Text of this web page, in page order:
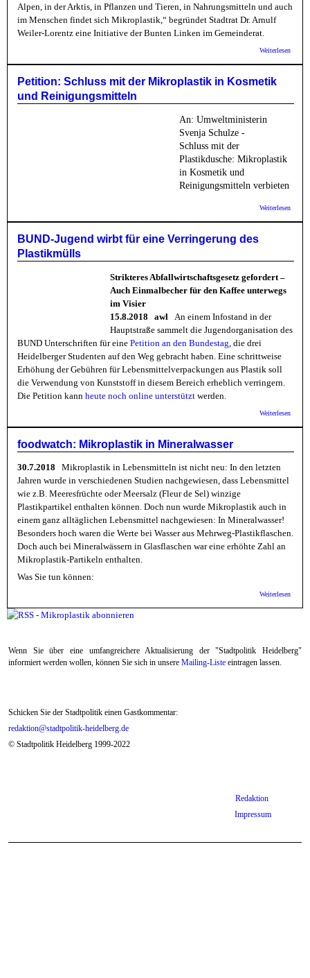
Alpen, in der Arktis, in Pflanzen und Tieren, in Nahrungsmitteln und auch
im Menschen findet sich Mikroplastik,“ begründet Stadtrat Dr. Arnulf
Weiler-Lorentz eine Initiative der Bunten Linken im Gemeinderat.
Weiterlesen
Linke:
von
Petition: Schluss mit der Mikroplastik in Kosmetik
und Reinigungsmitteln
An: Umweltministerin
Svenja Schulze -
Schluss mit der
Plastikdusche: Mikroplastik
in Kosmetik und
Reinigungsmitteln verbieten
Weiterlesen
BUND-Jugend wirbt für eine Verringerung des
Plastikmülls
Strikteres Abfallwirtschaftsgesetz gefordert –
Auch Einmalbecher für den Kaffee unterwegs
im Visier
15.8.2018 awl An einem Infostand in der
Hauptstraße sammelt die Jugendorganisation des
BUND Unterschriften für eine Petition an den Bundestag , die drei
Heidelberger Studenten auf den Weg gebracht haben. Eine schrittweise
Erhöhung der Gebühren für Lebensmittelverpackungen aus Plastik soll
die Verwendung von Kunststoff in diesem Bereich erheblich verringern.
Die Petition kann heute noch online unterstützt werden.
Weiterlesen
wirbt
foodwatch: Mikroplastik in Mineralwasser
30.7.2018 Mikroplastik in Lebensmitteln ist nicht neu: In den letzten
Jahren wurde in verschiedenen Studien nachgewiesen, dass Lebensmittel
wie z.B. Meeresfrüchte oder Meersalz (Fleur de Sel) winzige
Plastikpartikel enthalten können. Doch nun wurde Mikroplastik auch in
einem ganz alltäglichen Lebensmittel nachgewiesen: In Mineralwasser!
Besonders hoch waren die Werte bei Wasser aus Mehrweg-Plastikflaschen.
Doch auch bei Mineralwässern in Glasflaschen war eine erhöhte Zahl an
Mikroplastik-Partikeln enthalten.
Was Sie tun können:
Weiterlesen
Wenn Sie über eine umfangreichere Aktualisierung der "Stadtpolitik Heidelberg"
informiert werden wollen, können Sie sich in unsere Mailing-Liste eintragen lassen.
Schicken Sie der Stadtpolitik einen Gastkommentar:
redaktion@stadtpolitik-heidelberg.de
© Stadtpolitik Heidelberg 1999-2022
Redaktion
Impressum